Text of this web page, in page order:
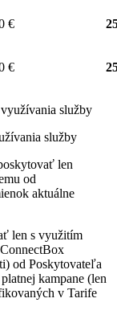
€
€
služby
služby
len
od
aktuálne
len s využitím
od Poskytovateľa
kampane (len
v Tarife